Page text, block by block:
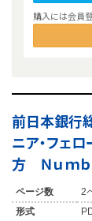
購入には会員
前日本銀行
ニア・フェ
方 Ｎｕｍｂ
ページ数
2
形式